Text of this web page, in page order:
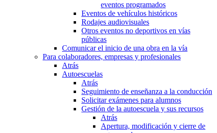
eventos programados
Eventos de vehículos históricos
Rodajes audiovisuales
Otros eventos no deportivos en vías
públicas
Comunicar el inicio de una obra en la vía
Para colaboradores, empresas y profesionales
Atrás
Autoescuelas
Atrás
Seguimiento de enseñanza a la conducción
Solicitar exámenes para alumnos
Gestión de la autoescuela y sus recursos
Atrás
Apertura, modificación y cierre de